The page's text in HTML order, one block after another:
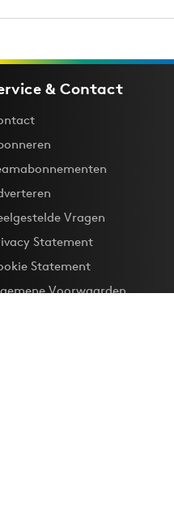
& Contact
Vragen
Statement
Statement
Voorwaarden